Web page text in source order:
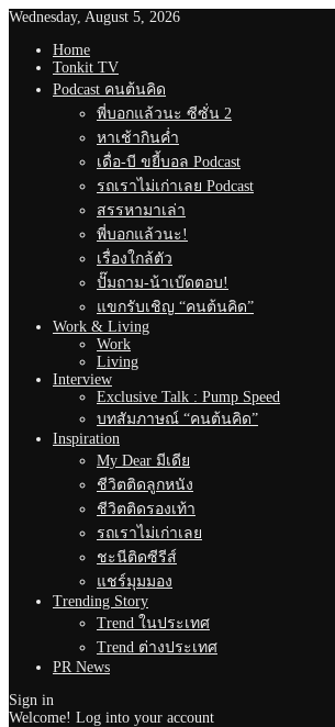
Wednesday, August 5, 2026
Home
Tonkit TV
Podcast คนต้นคิด
พี่บอกแล้วนะ ซีซั่น 2
หาเช้ากินค่ำ
เดื่อ-บี ขยี้บอล Podcast
รถเราไม่เก่าเลย Podcast
สรรหามาเล่า
พี่บอกแล้วนะ!
เรื่องใกล้ตัว
ปั๊มถาม-น้าเบ๊ดตอบ!
แขกรับเชิญ “คนต้นคิด”
Work & Living
Work
Living
Interview
Exclusive Talk : Pump Speed
บทสัมภาษณ์ “คนต้นคิด”
Inspiration
My Dear มีเดีย
ชีวิตติดลูกหนัง
ชีวิตติดรองเท้า
รถเราไม่เก่าเลย
ชะนีติดซีรีส์
แชร์มุมมอง
Trending Story
Trend ในประเทศ
Trend ต่างประเทศ
PR News
Sign in
Welcome! Log into your account